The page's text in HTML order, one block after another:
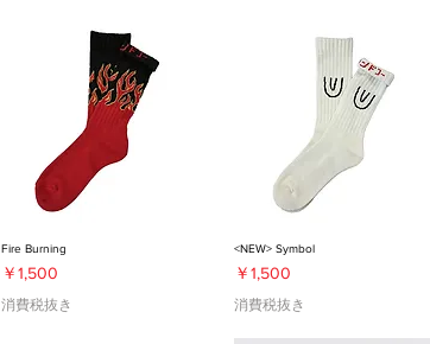
Fire Burning
価格
￥1,500
消費税抜き
<NEW> Symbol
価格
￥1,500
消費税抜き